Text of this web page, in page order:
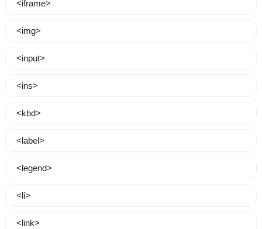
<iframe>
<img>
<input>
<ins>
<kbd>
<label>
<legend>
<li>
<link>